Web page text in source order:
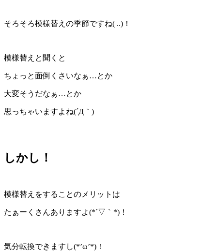
そろそろ模様替えの季節ですね( ..)！
模様替えと聞くと
ちょっと面倒くさいなぁ…とか
大変そうだなぁ…とか
思っちゃいますよね(´Д｀)
しかし！
模様替えをすることのメリットは
たぁーくさんありますよ(*´▽｀*)！
気分転換できますし(*’ω’*)！